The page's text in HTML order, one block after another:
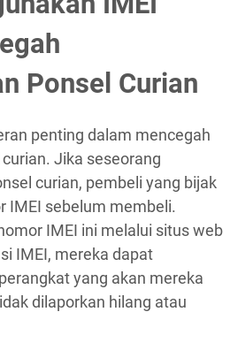
Ponsel Curian
penting dalam mencegah
Jika seseorang
curian, pembeli yang bijak
IMEI sebelum membeli.
IMEI ini melalui situs web
IMEI, mereka dapat
yang akan mereka
dilaporkan hilang atau